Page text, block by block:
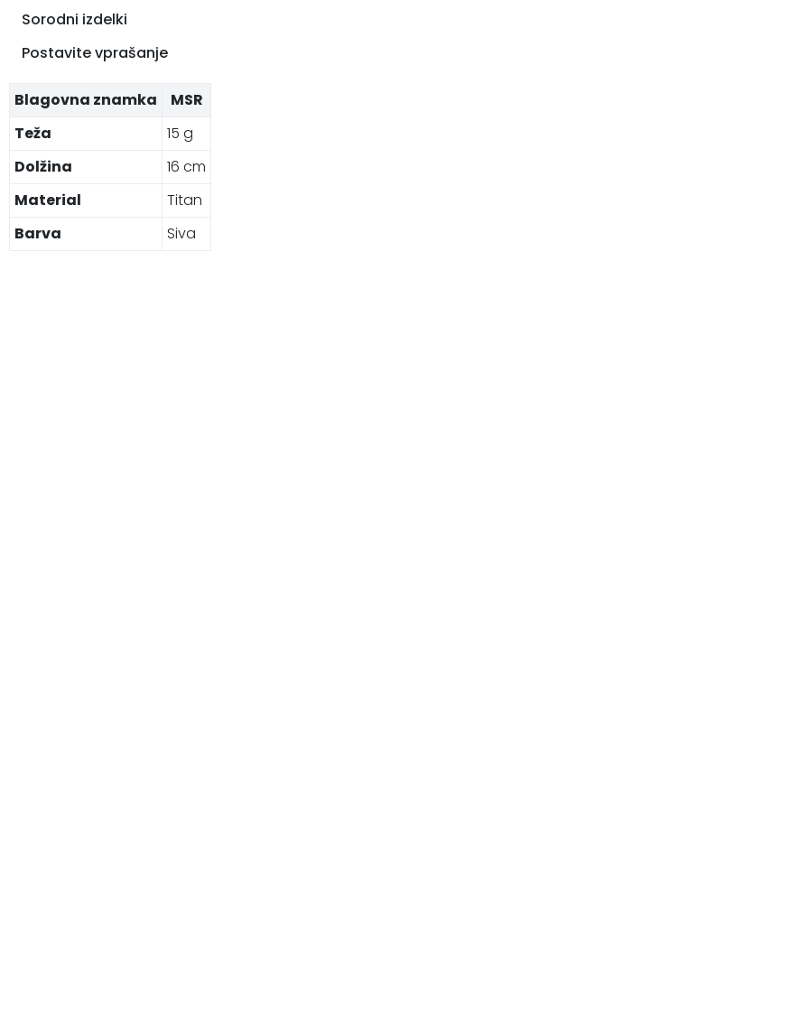
Sorodni izdelki
Postavite vprašanje
Blagovna znamka
MSR
Teža
15 g
Dolžina
16 cm
Material
Titan
Barva
Siva